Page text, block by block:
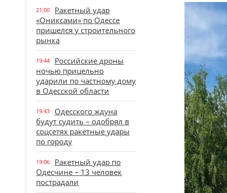
21:00
Ракетный удар
«Ониксами» по Одессе
пришелся у строительного
рынка
19:44
Российские дроны
ночью прицельно
ударили по частному дому
в Одесской области
19:43
Одесского ждуна
будут судить – одобрял в
соцсетях ракетные удары
по городу
19:06
Ракетный удар по
Одесчине – 13 человек
пострадали